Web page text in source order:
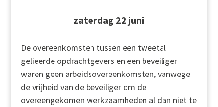
zaterdag 22 juni
De overeenkomsten tussen een tweetal
gelieerde opdrachtgevers en een beveiliger
waren geen arbeidsovereenkomsten, vanwege
de vrijheid van de beveiliger om de
overeengekomen werkzaamheden al dan niet te